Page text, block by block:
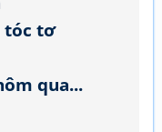
tóc tơ
qua...